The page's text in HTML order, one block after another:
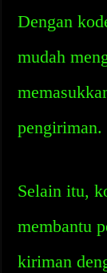
Dengan
mudah
pengiriman.
Selain itu,
membantu
kiriman